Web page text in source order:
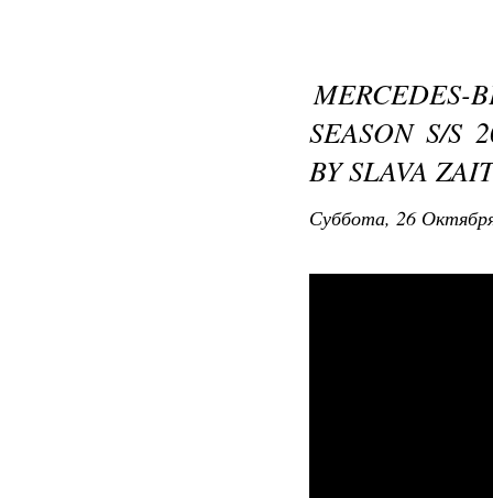
SEASON S/S
BY SLAVA
Суббота, 26